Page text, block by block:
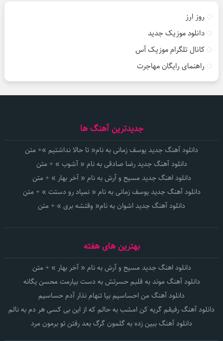
روز ارز
دانلود موزیک جدید
کانال تلگرام موزیک آس
راهنمای رایگان مهاجرت
جدیدترین آهنگ ها
دانلود آهنگ جدید یوسف زمانی به نام« تا حالا نداشتیم »+ متن
دانلود آهنگ جدید رضا صادقی به نام « آشوب » + متن
دانلود اهنگ جدید مسیح و آرش به نام « آخر بهار » + متن
دانلود آهنگ جدید یوسف زمانی به نام « نمیاد رو دستت » + متن
دانلود آهنگ جدید اشوان به نام« وقتشه بری » + متن
بهترین های هفته
دانلود اهنگ جدید مسیح و آرش به نام « آخر بهار » + متن
دانلود آهنگ موند به قلبم حسرتش به دست بیارمت محسن یگانه
دانلود آهنگ من احساسیم بیا تنهام نذار آدم حساسیم
دانلود آهنگ رفیقم گریه کن امشب به حالم که از این بی کسی هر دم به نالم
دانلود آهنگ ببین زده به گلمون گرگ بعد رفتن تو برمون مرد